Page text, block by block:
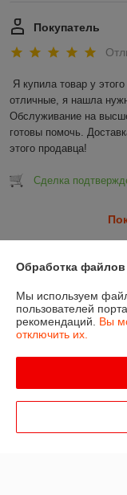
Покупатель
Я купила товар у
отличные, я нашла
Обслуживание на
готовы помочь.
этого продавца!
Сделка
О нас
Контакты
График работы
Обработка
Мы используем
пользователей
рекомендаций. Вы
отключить их.